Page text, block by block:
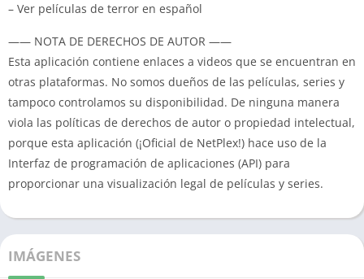
– Ver películas de terror en español
—— NOTA DE DERECHOS DE AUTOR ——
Esta aplicación contiene enlaces a videos que se encuentran en
otras plataformas. No somos dueños de las películas, series y
tampoco controlamos su disponibilidad. De ninguna manera
viola las políticas de derechos de autor o propiedad intelectual,
porque esta aplicación (¡Oficial de NetPlex!) hace uso de la
Interfaz de programación de aplicaciones (API) para
proporcionar una visualización legal de películas y series.
IMÁGENES